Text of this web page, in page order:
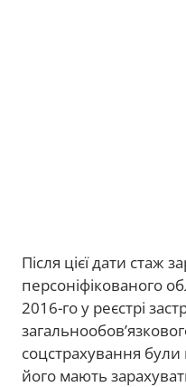
Після цієї дати стаж
персоніфікованого
2016-го у реєстрі
соцстрахування були
його мають